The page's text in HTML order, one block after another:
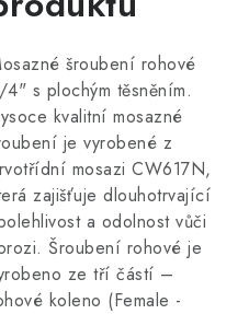
šroubení rohové
s plochým těsněním.
kvalitní mosazné
je vyrobené z
mosazi CW617N,
zajišťuje dlouhotrvající
a odolnost vůči
Šroubení rohové je
ze tří částí –
koleno (Female -